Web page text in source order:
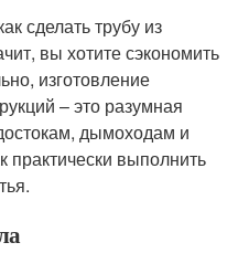
сделать трубу из
вы хотите сэкономить
изготовление
– это разумная
дымоходам и
выполнить